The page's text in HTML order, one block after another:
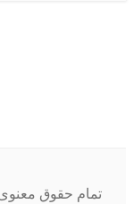
تمام حقوق معنوی